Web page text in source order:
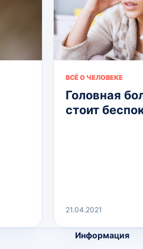
ВСЁ О ЧЕЛОВЕКЕ
Головная
стоит
21.04.2021
Информация